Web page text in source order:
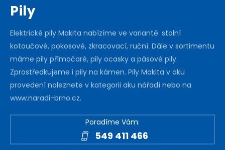
Pily
Elektrické pily Makita nabízíme ve variantě: stolní
kotoučové, pokosové, zkracovací, ruční. Dále v sortimentu
máme pily přímočaré, pily ocasky a pásové pily.
Zprostředkujeme i pily na kámen. Pily Makita v aku
provedení naleznete v kategorii aku nářadí nebo na
www.naradi-brno.cz.
Poradíme Vám:
549 411 466